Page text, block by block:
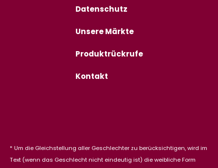
Datenschutz
Unsere Märkte
Produktrückrufe
Kontakt
* Um die Gleichstellung aller Geschlechter zu berücksichtigen, wird im
Text (wenn das Geschlecht nicht eindeutig ist) die weibliche Form